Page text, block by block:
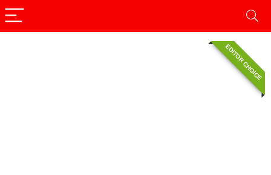
EDITOR CHOICE